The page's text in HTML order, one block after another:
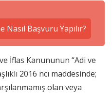
Başvuru Yapılır?
İflas Kanununun “Adi ve
2016 ncı maddesinde;
olan veya